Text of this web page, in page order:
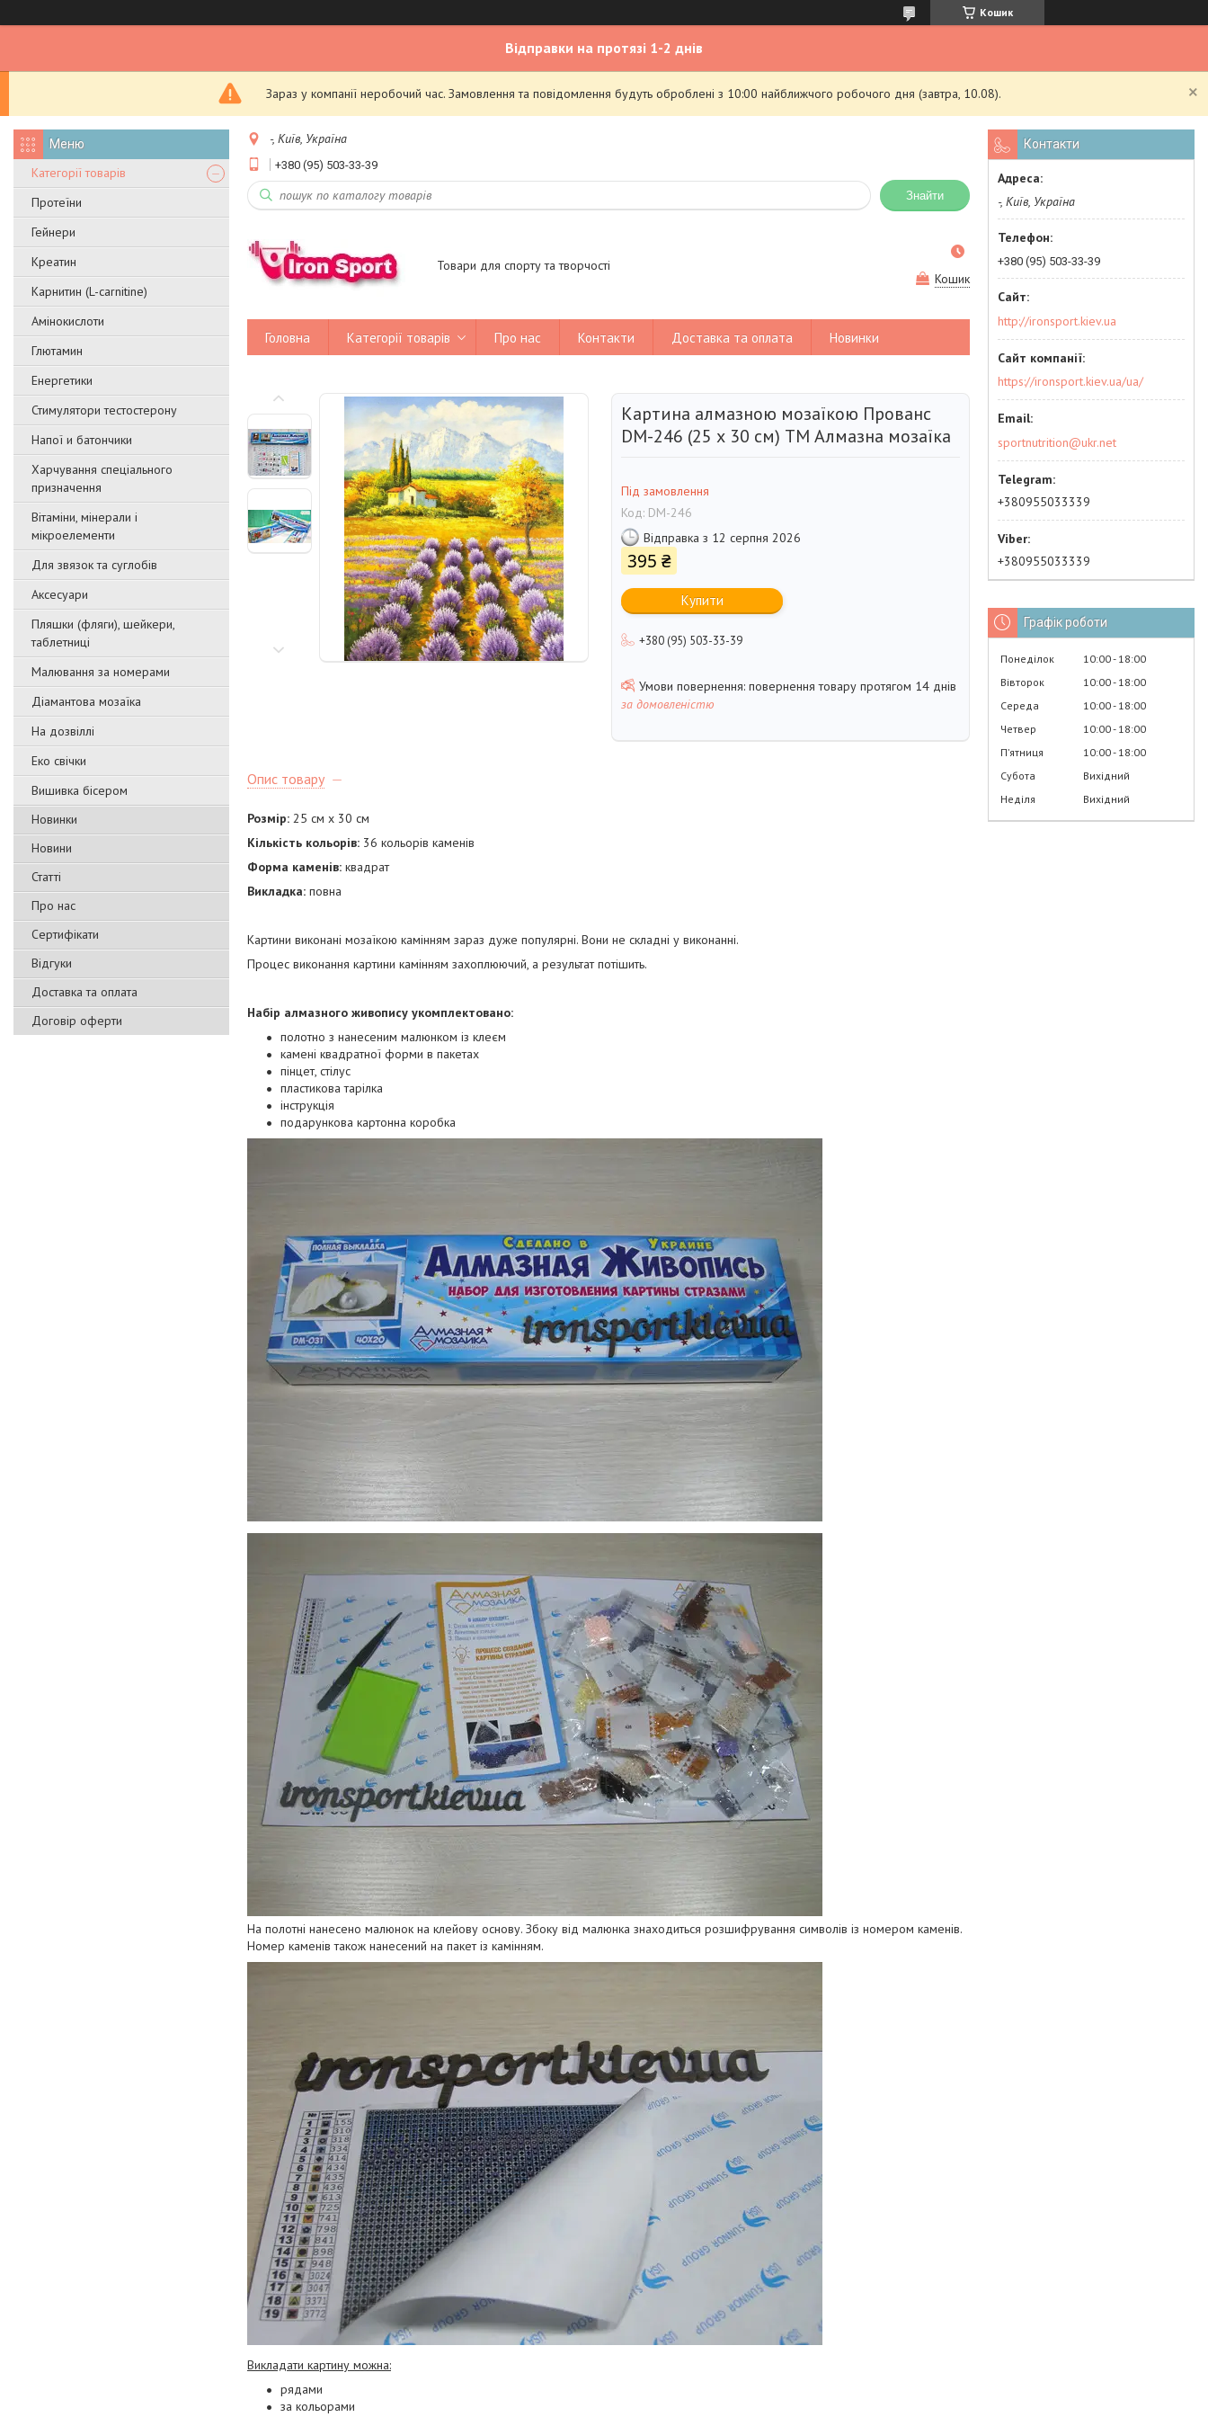
Кошик
Відправки на протязі 1-2 днів
Зараз у компанії неробочий час. Замовлення та повідомлення будуть оброблені з 10:00 найближчого робочого дня (завтра, 10.08).
Категорії товарів
Протеїни
Гейнери
Креатин
Карнитин (L-carnitine)
Амінокислоти
Глютамин
Енергетики
Стимулятори тестостерону
Напої и батончики
Харчування спеціального
призначення
Вітаміни, мінерали і
мікроелементи
Для звязок та суглобів
Аксесуари
Пляшки (фляги), шейкери,
таблетниці
Малювання за номерами
Діамантова мозаїка
На дозвіллі
Еко свічки
Вишивка бісером
Новинки
Новини
Статті
Про нас
Сертифікати
Відгуки
Доставка та оплата
Договір оферти
-, Київ, Україна
+380 (95) 503-33-39
Знайти
Товари для спорту та творчості
Кошик
Головна Категорії товарів Про нас Контакти Доставка та оплата Новинки
Картина алмазною мозаїкою Прованс
DM-246 (25 х 30 см) ТМ Алмазна мозаїка
Під замовлення
Код: DM-246
Відправка з 12 серпня 2026
395 ₴
Купити
+380 (95) 503-33-39
повернення товару протягом 14 днів
за домовленістю
Опис товару
Розмір: 25 см х 30 см
Кількість кольорів: 36 кольорів каменів
Форма каменів: квадрат
Викладка: повна
Картини виконані мозаїкою камінням зараз дуже популярні. Вони не складні у виконанні.
Процес виконання картини камінням захоплюючий, а результат потішить.
Набір алмазного живопису укомплектовано:
полотно з нанесеним малюнком із клеєм
камені квадратної форми в пакетах
пінцет, стілус
пластикова тарілка
інструкція
подарункова картонна коробка
На полотні нанесено малюнок на клейову основу. Збоку від малюнка знаходиться розшифрування символів із номером каменів.
Номер каменів також нанесений на пакет із камінням.
Викладати картину можна:
рядами
за кольорами
Контакти
-, Київ, Україна
+380 (95) 503-33-39
http://ironsport.kiev.ua
https://ironsport.kiev.ua/ua/
sportnutrition@ukr.net
+380955033339
+380955033339
Графік роботи
Понеділок 10:00 18:00
Вівторок
10:00 18:00
Середа
10:00 18:00
Четвер
10:00 18:00
Пʼятниця
10:00 18:00
Субота
Вихідний
Неділя
Вихідний